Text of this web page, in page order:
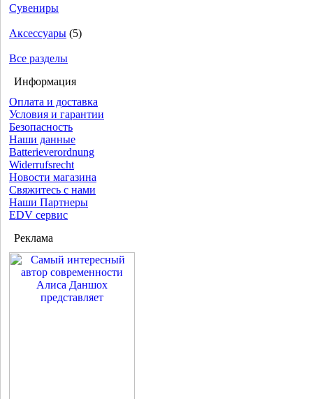
Сувениры
Аксессуары (5)
Все разделы
Информация
Оплата и доставка
Условия и гарантии
Безопасность
Наши данные
Batterieverordnung
Widerrufsrecht
Новости магазина
Свяжитесь с нами
Наши Партнеры
EDV сервис
Реклама